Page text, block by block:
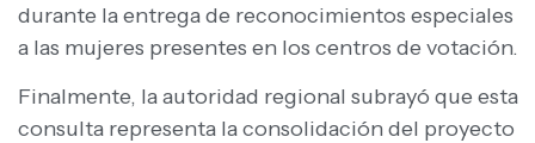
durante la entrega de reconocimientos especiales
a las mujeres presentes en los centros de votación.
Finalmente, la autoridad regional subrayó que esta
consulta representa la consolidación del proyecto